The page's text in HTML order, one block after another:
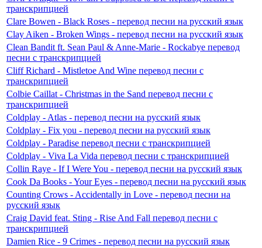
транскрипцией
Clare Bowen - Black Roses - перевод песни на русский язык
Clay Aiken - Broken Wings - перевод песни на русский язык
Clean Bandit ft. Sean Paul & Anne-Marie - Rockabye перевод
песни с транскрипцией
Cliff Richard - Mistletoe And Wine перевод песни с
транскрипцией
Colbie Caillat - Christmas in the Sand перевод песни с
транскрипцией
Coldplay - Atlas - перевод песни на русский язык
Coldplay - Fix you - перевод песни на русский язык
Coldplay - Paradise перевод песни с транскрипцией
Coldplay - Viva La Vida перевод песни с транскрипцией
Collin Raye - If I Were You - перевод песни на русский язык
Cook Da Books - Your Eyes - перевод песни на русский язык
Counting Crows - Accidentally in Love - перевод песни на
русский язык
Craig David feat. Sting - Rise And Fall перевод песни с
транскрипцией
Damien Rice - 9 Crimes - перевод песни на русский язык